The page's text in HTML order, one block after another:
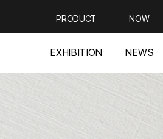
PRODUCT NOW
EXHIBITION NEWS